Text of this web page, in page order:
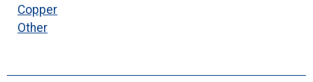
Copper
Other